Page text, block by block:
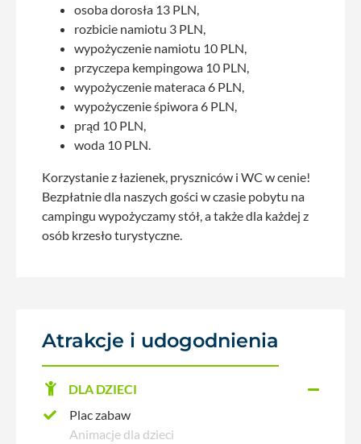
osoba dorosła 13 PLN,
rozbicie namiotu 3 PLN,
wypożyczenie namiotu 10 PLN,
przyczepa kempingowa 10 PLN,
wypożyczenie materaca 6 PLN,
wypożyczenie śpiwora 6 PLN,
prąd 10 PLN,
woda 10 PLN.
Korzystanie z łazienek, pryszniców i WC w cenie!
Bezpłatnie dla naszych gości w czasie pobytu na
campingu wypożyczamy stół, a także dla każdej z
osób krzesło turystyczne.
Atrakcje i udogodnienia
DLA DZIECI
Plac zabaw
Animacje dla dzieci